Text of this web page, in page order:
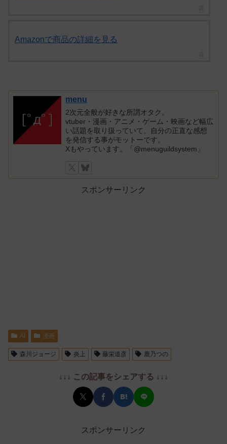
Amazonで商品の詳細を見る
menu
2次元全般が好きな所謂オタク。
vtuber・漫画・アニメ・ゲーム・映画など幅広
い話題を取り扱っていて、自分の正直な感想
を発信する事がモットーです。
Xもやっています。「@menuguildsystem」
スポンサーリンク
AI 漫画
森川ジョージ 炎上 藤栄道彦 鹿乃つの
↓↓↓ この記事をシェアする ↓↓↓
スポンサーリンク